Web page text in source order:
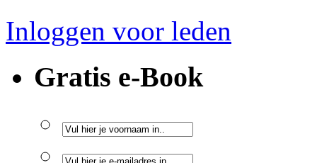
Inloggen voor leden
Gratis e-Book